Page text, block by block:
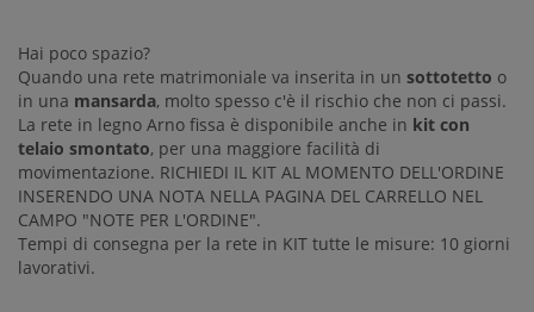
Hai poco spazio?
Quando una rete matrimoniale va inserita in un sottotetto o
in una mansarda, molto spesso c'è il rischio che non ci passi.
La rete in legno Arno fissa è disponibile anche in kit con
telaio smontato, per una maggiore facilità di
movimentazione. RICHIEDI IL KIT AL MOMENTO DELL'ORDINE
INSERENDO UNA NOTA NELLA PAGINA DEL CARRELLO NEL
CAMPO "NOTE PER L'ORDINE".
Tempi di consegna per la rete in KIT tutte le misure: 10 giorni
lavorativi.